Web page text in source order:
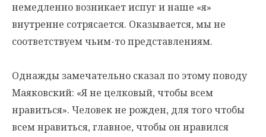
немедленно возникает испуг и наше «я»
внутренне сотрясается. Оказывается, мы не
соответствуем чьим-то представлениям.
Однажды замечательно сказал по этому поводу
Маяковский: «Я не целковый, чтобы всем
нравиться». Человек не рожден, для того чтобы
всем нравиться, главное, чтобы он нравился